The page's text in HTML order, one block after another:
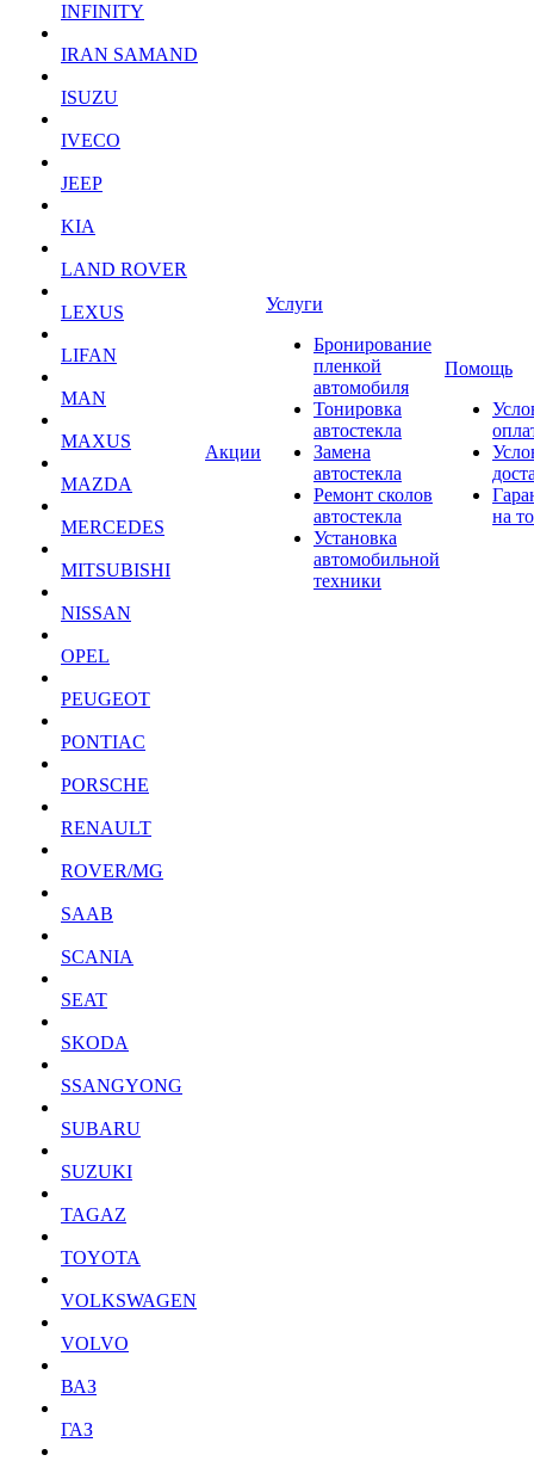
INFINITY
IRAN SAMAND
ISUZU
IVECO
JEEP
KIA
LAND ROVER
LEXUS
LIFAN
MAN
MAXUS
MAZDA
MERCEDES
MITSUBISHI
NISSAN
OPEL
PEUGEOT
PONTIAC
PORSCHE
RENAULT
ROVER/MG
SAAB
SCANIA
SEAT
SKODA
SSANGYONG
SUBARU
SUZUKI
TAGAZ
TOYOTA
VOLKSWAGEN
VOLVO
ВАЗ
ГАЗ
Акции
Услуги
Бронирование
пленкой
автомобиля
Тонировка
автостекла
Замена
автостекла
Ремонт сколов
автостекла
Установка
автомобильной
техники
Помощь
на